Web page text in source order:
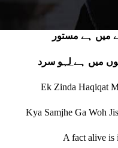
میں ہے مستور
میں ہے لہو سرد
Ek Zinda Haqiqat
Kya Samjhe Ga Woh
A fact alive is